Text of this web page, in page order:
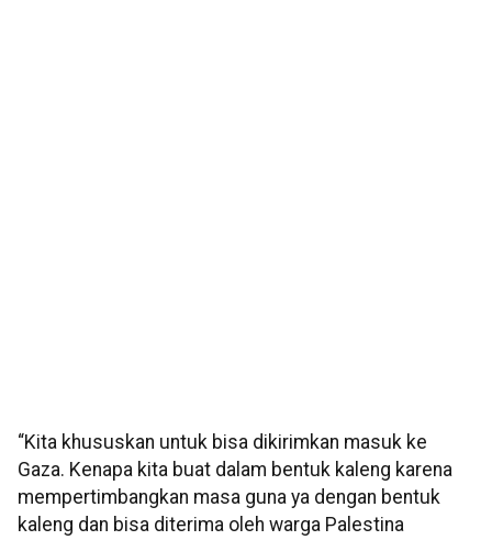
“Kita khususkan untuk bisa dikirimkan masuk ke
Gaza. Kenapa kita buat dalam bentuk kaleng karena
mempertimbangkan masa guna ya dengan bentuk
kaleng dan bisa diterima oleh warga Palestina